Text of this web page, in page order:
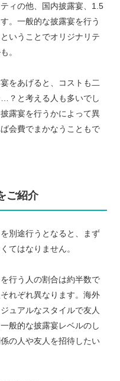
ィの他、国内披露宴、1.5
。一般的な披露宴を行う
いうことでオリジナリテ
。
をあげると、コストも二
？と考える人も多いでし
露宴を行うかによって異
会費でまかなうこともで
ご紹介
別途行うとなると、まず
てはなりません。
行う人の割合は約半数で
れぞれ異なります。海外
ュアルなスタイルで友人
般的な披露宴レベルのし
の人や友人を招待したい